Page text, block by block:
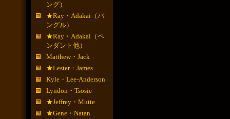
ング）
★Ray・Adakai（バ
ングル）
★Ray・Adakai（ペ
ンダント他）
Matthew・Jack
★Lester・James
Kyle・Lee-Anderson
Lyndon・Tsosie
★Jeffrey・Mutte
★Gene・Natan